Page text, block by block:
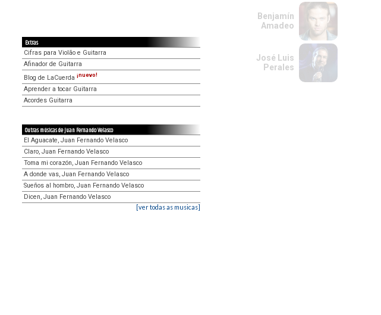
Extras
Cifras para Violão e Guitarra
Afinador de Guitarra
Blog de LaCuerda ¡nuevo!
Aprender a tocar Guitarra
Acordes Guitarra
Outras músicas de Juan Fernando Velasco
El Aguacate, Juan Fernando Velasco
Claro, Juan Fernando Velasco
Toma mi corazón, Juan Fernando Velasco
A donde vas, Juan Fernando Velasco
Sueños al hombro, Juan Fernando Velasco
Dicen, Juan Fernando Velasco
[ver todas as musicas]
Benjamín
Amadeo
José Luis
Perales